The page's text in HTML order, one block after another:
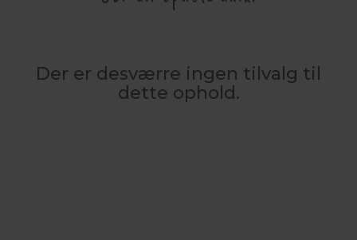
Der er desværre ingen tilvalg til
dette ophold.